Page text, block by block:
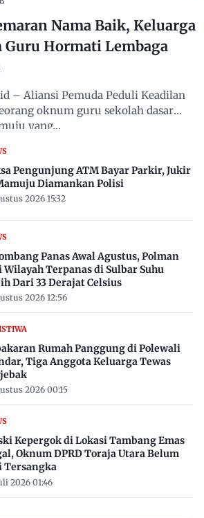
Nama Baik, Keluarga
Guru Hormati Lembaga
– Aliansi Pemuda Peduli Keadilan
oknum guru sekolah dasar
yang…
Pengunjung ATM Bayar Parkir, Jukir
Diamankan Polisi
2026 15:32
Panas Awal Agustus, Polman
Wilayah Terpanas di Sulbar Suhu
Dari 33 Derajat Celsius
2026 12:56
Rumah Panggung di Polewali
Tiga Anggota Keluarga Tewas
2026 00:15
Kepergok di Lokasi Tambang Emas
Oknum DPRD Toraja Utara Belum
Tersangka
2026 01:46